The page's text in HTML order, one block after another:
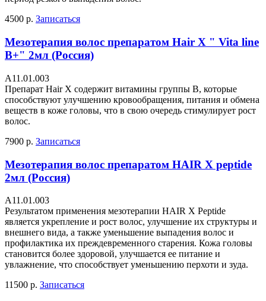
4500 р. Записаться
Мезотерапия волос препаратом Hair X " Vita line
B+" 2мл (Россия)
А11.01.003
Препарат Hair X содержит витамины группы В, которые
способствуют улучшению кровообращения, питания и обмена
веществ в коже головы, что в свою очередь стимулирует рост
волос.
7900 р. Записаться
Мезотерапия волос препаратом HAIR X peptide
2мл (Россия)
А11.01.003
Результатом применения мезотерапии HAIR X Peptide
является укрепление и рост волос, улучшение их структуры и
внешнего вида, а также уменьшение выпадения волос и
профилактика их преждевременного старения. Кожа головы
становится более здоровой, улучшается ее питание и
увлажнение, что способствует уменьшению перхоти и зуда.
11500 р. Записаться